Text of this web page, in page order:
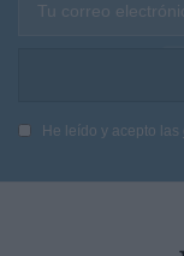
Tu correo
He leído y acepto las